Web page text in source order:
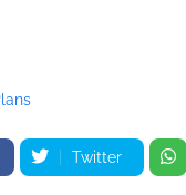
Twitter